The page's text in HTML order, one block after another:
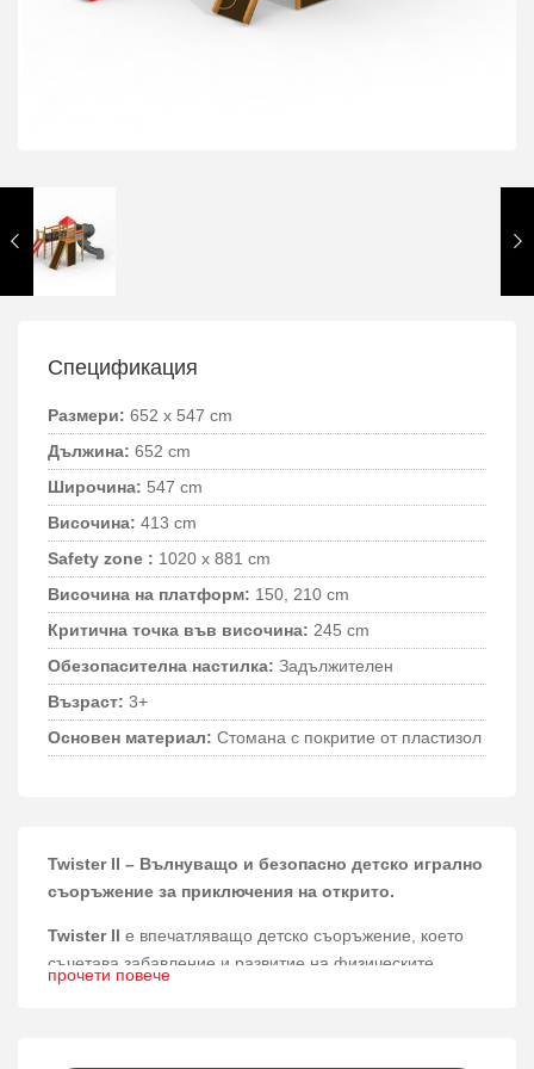
Спецификация
Размери: 652 x 547 cm
Дължина: 652 cm
Широчина: 547 cm
Височина: 413 cm
Safety zone : 1020 x 881 cm
Височина на платформ: 150, 210 cm
Критична точка във височина: 245 cm
Обезопасителна настилка: Задължителен
Възраст: 3+
Основен материал: Стомана с покритие от пластизол
Twister II – Вълнуващо и безопасно детско игрално
съоръжение за приключения на открито.
Twister II е впечатляващо детско съоръжение, което
съчетава забавление и развитие на физическите
умения чрез различни активности на открито.
прочети повече